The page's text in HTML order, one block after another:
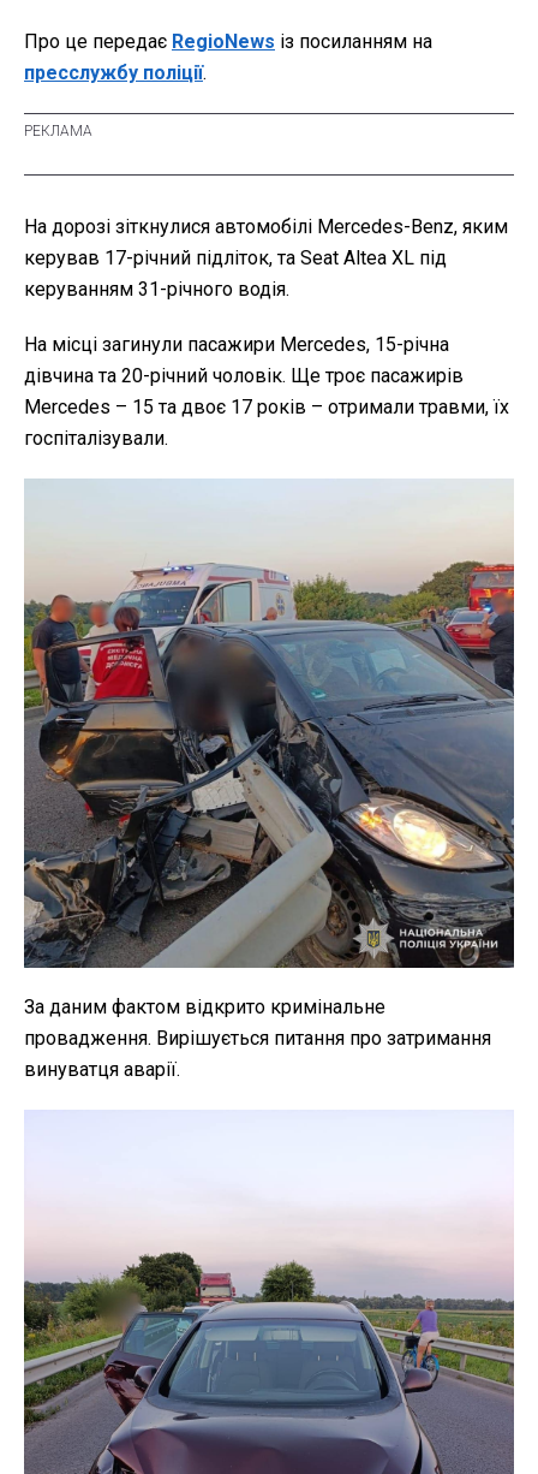
Про це передає RegioNews із посиланням на
пресслужбу поліції.
На дорозі зіткнулися автомобілі Mercedes-Benz, яким
керував 17-річний підліток, та Seat Altea XL під
керуванням 31-річного водія.
На місці загинули пасажири Mercedes, 15-річна
дівчина та 20-річний чоловік. Ще троє пасажирів
Mercedes – 15 та двоє 17 років – отримали травми, їх
госпіталізували.
За даним фактом відкрито кримінальне
провадження. Вирішується питання про затримання
винуватця аварії.